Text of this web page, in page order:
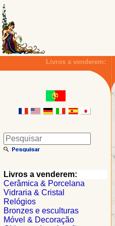
Livros a venderem:
Livros a venderem:
Cerâmica & Porcelana
Vidraria & Cristal
Relógios
Bronzes e esculturas
Móvel & Decoração